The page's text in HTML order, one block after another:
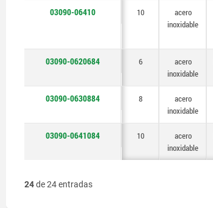
03090-06410 10
acero
inoxidable
03090-0620684 6
acero
inoxidable
03090-0630884 8
acero
inoxidable
03090-0641084 10
acero
inoxidable
24de 24 entradas